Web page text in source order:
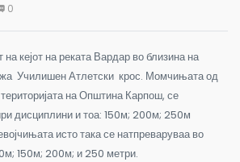
0
на кејот на реката Вардар во близина на
Училишен Атлетски крос. Момчињата од
на Општина Карпош, се
дисциплини и тоа: 150м; 200м; 250м
исто така се натпреваруваа во
; 150м; 200м; и 250 метри.